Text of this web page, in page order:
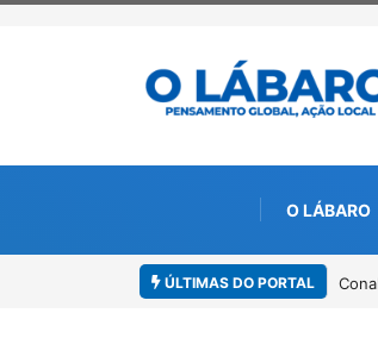
O LÁBARO
ÚLTIMAS DO PORTAL
de documentos para solicitação do